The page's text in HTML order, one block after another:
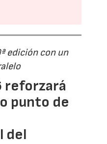
edición con un
reforzará
punto de
del